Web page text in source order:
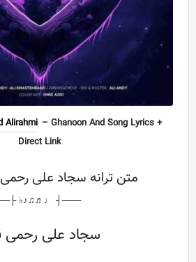
Alirahmi – Ghanoon And Song Lyrics +
Direct Link
متن ترانه سجاد علی رحمی
♩♬♫♪♭ ├───
سجاد علی رحمی